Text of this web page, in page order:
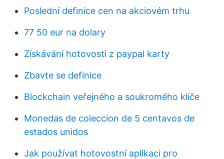
Poslední definice cen na akciovém trhu
77 50 eur na dolary
Získávání hotovosti z paypal karty
Zbavte se definice
Blockchain veřejného a soukromého klíče
Monedas de coleccion de 5 centavos de
estados unidos
Jak používat hotovostní aplikaci pro